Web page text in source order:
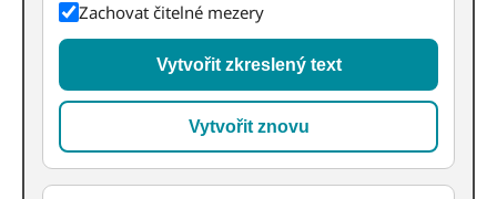
Zachovat čitelné mezery
Vytvořit zkreslený text
Vytvořit znovu